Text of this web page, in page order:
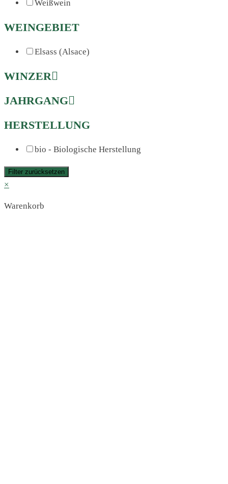
Weißwein
WEINGEBIET
Elsass (Alsace)
WINZER
JAHRGANG
HERSTELLUNG
bio - Biologische Herstellung
Filter zurücksetzen
×
Warenkorb